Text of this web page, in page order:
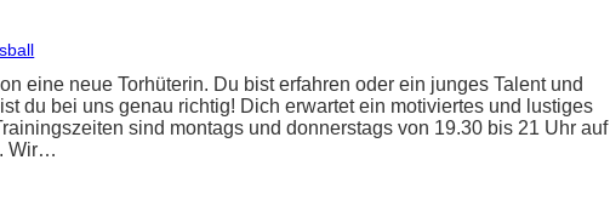
eine neue Torhüterin. Du bist erfahren oder ein junges Talent und
du bei uns genau richtig! Dich erwartet ein motiviertes und lustiges
sind montags und donnerstags von 19.30 bis 21 Uhr auf
Wir…